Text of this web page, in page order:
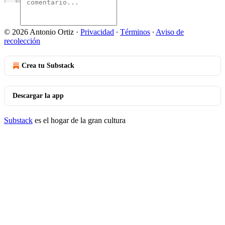
© 2026 Antonio Ortiz · Privacidad ∙ Términos ∙ Aviso de
recolección
Crea tu Substack
Descargar la app
Substack es el hogar de la gran cultura